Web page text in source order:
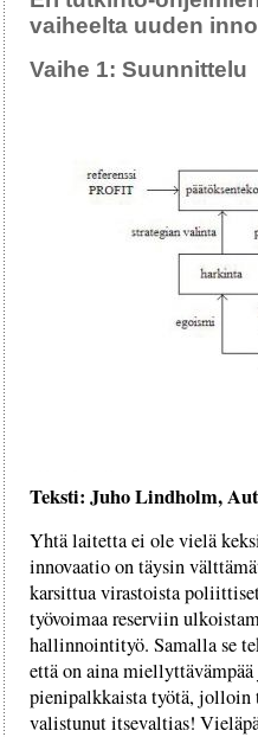
vaiheelta uuden
Vaihe 1: Suunnittelu
Teksti: Juho Lindholm,
Yhtä laitetta ei ole vielä
innovaatio on täysin
karsittua virastoista
työvoimaa reserviin
hallinnointityö. Samalla se
että on aina
pienipalkkaista työtä,
valistunut itsevaltias!